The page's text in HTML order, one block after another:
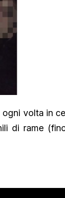
volta in
di rame